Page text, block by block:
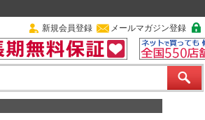
新規会員登録 メールマガジン登録